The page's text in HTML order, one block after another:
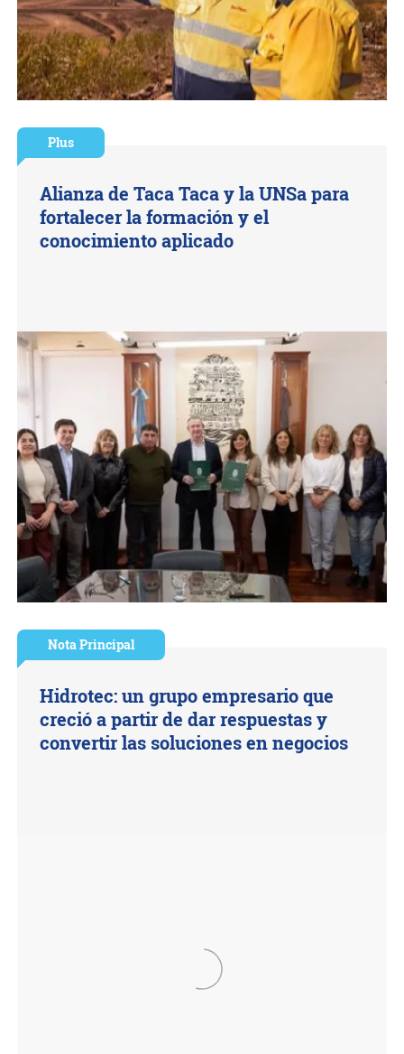
Plus
Alianza de Taca Taca y la UNSa para
fortalecer la formación y el
conocimiento aplicado
Nota Principal
Hidrotec: un grupo empresario que
creció a partir de dar respuestas y
convertir las soluciones en negocios